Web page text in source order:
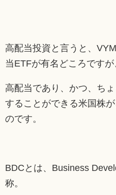
高配当投資と言うと、
当ETFが有名どころですが
高配当であり、かつ、ち
することができる米国株が
のです。
BDCとは、Business
称。